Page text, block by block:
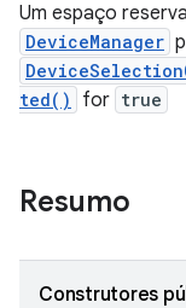
Um espaço
DeviceManager
ted()
for true
Resumo
Construtores